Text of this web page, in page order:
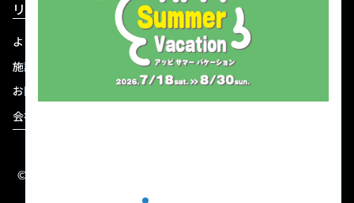
リゾート情報
よくある質問
施設連絡先一覧
お問い合わせ
会社概要
関連施設
資料ダウンロード
© 2004-2026 株式会社岩手ホテルアンドリゾート.